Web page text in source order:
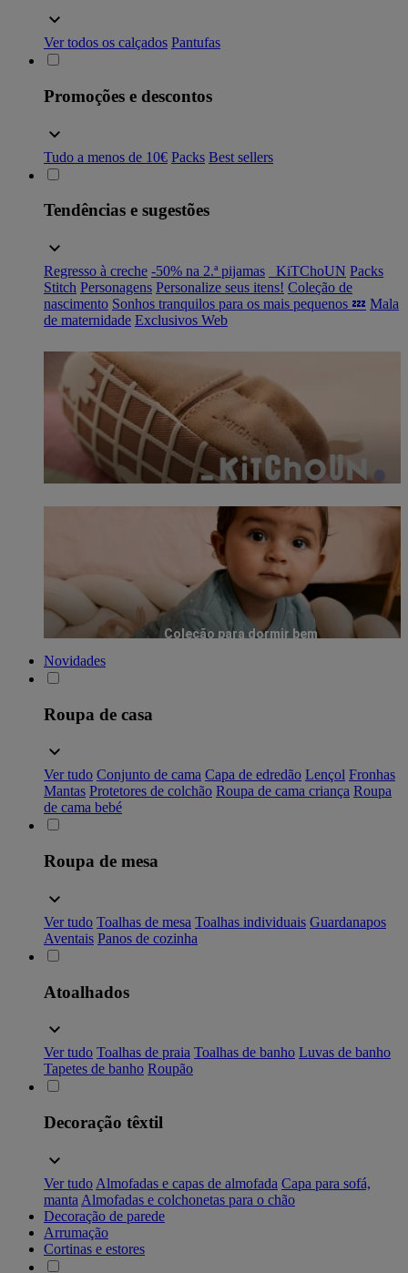
Ver todos os calçados Pantufas
Promoções e descontos
Tudo a menos de 10€ Packs Best sellers
Tendências e sugestões
Regresso à creche -50% na 2.ª pijamas _KiTChoUN Packs
Stitch Personagens Personalize seus itens! Coleção de
nascimento Sonhos tranquilos para os mais pequenos 💤 Mala
de maternidade Exclusivos Web
Coleção para dormir bem
Novidades
Roupa de casa
Ver tudo Conjunto de cama Capa de edredão Lençol Fronhas
Mantas Protetores de colchão Roupa de cama criança Roupa
de cama bebé
Roupa de mesa
Ver tudo Toalhas de mesa Toalhas individuais Guardanapos
Aventais Panos de cozinha
Atoalhados
Ver tudo Toalhas de praia Toalhas de banho Luvas de banho
Tapetes de banho Roupão
Decoração têxtil
Ver tudo Almofadas e capas de almofada Capa para sofá,
manta Almofadas e colchonetas para o chão
Decoração de parede
Arrumação
Cortinas e estores